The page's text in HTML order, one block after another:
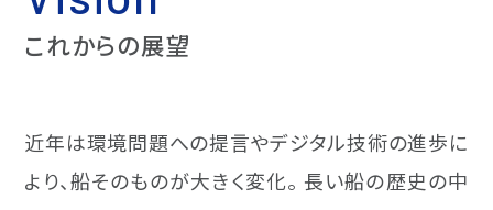
これからの展望
近年は環境問題への提言やデジタル技術の進歩に
より、船そのものが大きく変化。 長い船の歴史の中